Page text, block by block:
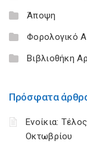
Άποψη
Φορολογικό
Βιβλιοθήκη
Πρόσφατα
Ενοίκια:
Οκτωβρίου